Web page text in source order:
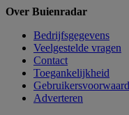
Over Buienradar
Bedrijfsgegevens
Veelgestelde vragen
Contact
Toegankelijkheid
Adverteren